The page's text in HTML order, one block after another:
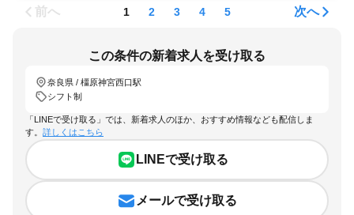
前へ 1 2 3 4 5 次へ
この条件の新着求人を受け取る
奈良県 / 橿原神宮西口駅
シフト制
「LINEで受け取る」では、新着求人のほか、おすすめ情報なども配信しま
す。 詳しくはこちら
LINEで受け取る
メールで受け取る